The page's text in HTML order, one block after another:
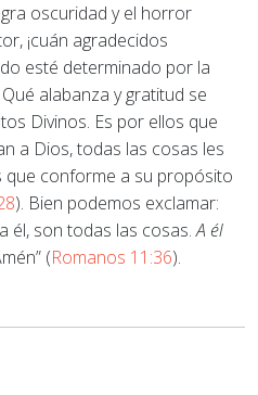
oscuridad y el horror
¡cuán agradecidos
esté determinado por la
alabanza y gratitud se
Divinos. Es por ellos que
a Dios, todas las cosas les
que conforme a su propósito
). Bien podemos exclamar:
él, son todas las cosas.A él
(Romanos 11:36).